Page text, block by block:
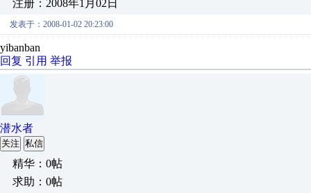
注册：2008年1月02日
发表于：2008-01-02 20:23:00
yibanban
回复 引用 举报
潜水者
关注 私信
精华：0帖
求助：0帖